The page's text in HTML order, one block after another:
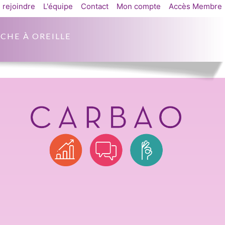
À OREILLE
rejoindre L'équipe Contact Mon compte Accès Membre